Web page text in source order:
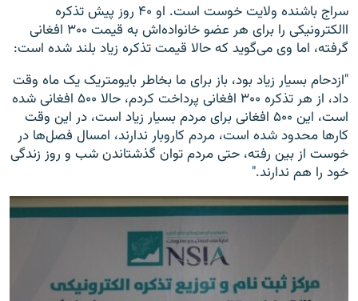
سراج باشنده ولایت خوست است. او ۴۰ روز پیش تذکره
االکترونیکی را برای هر عضو خانواده‌اش به قیمت ۳۰۰ افغانی
گرفته، اما وی می‌گوید که حالا قیمت تذکره زیاد بلند شده است:
"ازدحام بسیار زیاد بود، باز برای ما بخاطر بایومتریک یک ماه وقت
داد، از هر تذکره ۳۰۰ افغانی پرداخت کردم، حالا ۵۰۰ افغانی شده
است، این ۵۰۰ افغانی برای مردم بسیار زیاد است، در این وقت
کارها محدود شده است، مردم کاروبار ندارند، امسال فصل‌ها در
خوست از بین رفته، حتی مردم توان گذشتاندن شب و روز زندگی
خود را هم ندارند."